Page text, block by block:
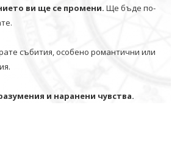
ви ще се промени. Ще бъде по-
събития, особено романтични или
и наранени чувства.